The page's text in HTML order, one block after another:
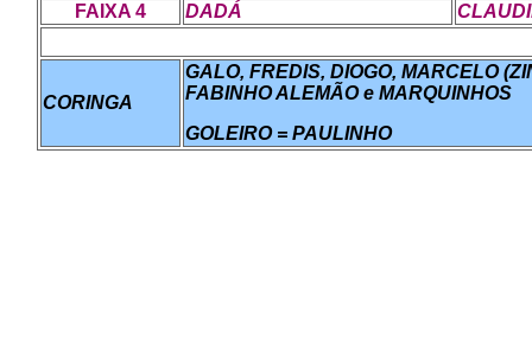
FAIXA 4
DADÁ
CORINGA
GALO, FREDIS, DIOGO, MARCELO
FABINHO ALEMÃO e MARQUINHOS
GOLEIRO = PAULINHO